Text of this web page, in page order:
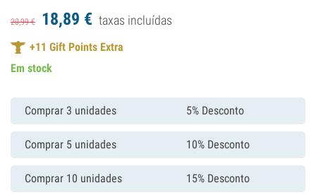
20,99€ 18,89 € taxas incluídas
+11 Gift Points Extra
Em stock
Comprar 3 unidades 5% Desconto
Comprar 5 unidades 10% Desconto
Comprar 10 unidades 15% Desconto